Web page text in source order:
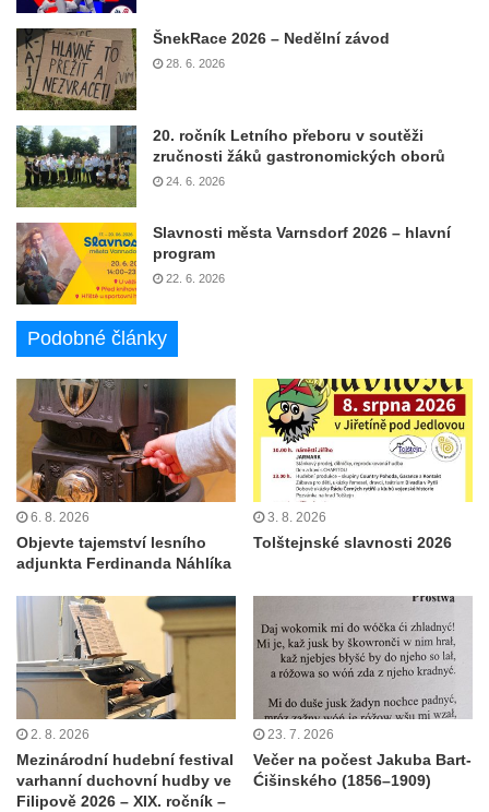
ŠnekRace 2026 – Nedělní závod
28. 6. 2026
20. ročník Letního přeboru v soutěži
zručnosti žáků gastronomických oborů
24. 6. 2026
Slavnosti města Varnsdorf 2026 – hlavní
program
22. 6. 2026
Podobné články
6. 8. 2026
Objevte tajemství lesního
adjunkta Ferdinanda Náhlíka
3. 8. 2026
Tolštejnské slavnosti 2026
2. 8. 2026
Mezinárodní hudební festival
varhanní duchovní hudby ve
Filipově 2026 – XIX. ročník –
23. 7. 2026
Večer na počest Jakuba Bart-
Ćišinského (1856–1909)